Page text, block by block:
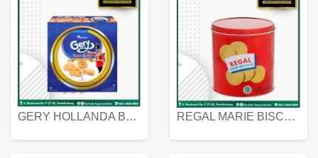
GERY HOLLANDA BUTTER COOKIES 450 GRAM REGAL MARIE BISCUIT KALENG 550 GRAM